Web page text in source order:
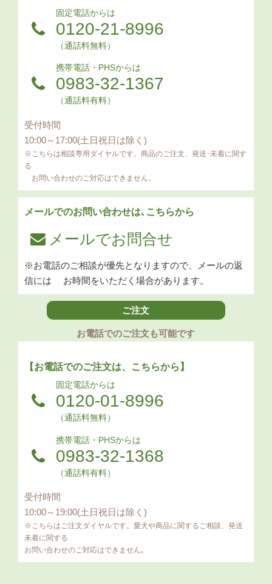
固定電話からは
0120-21-8996
（通話料無料）
携帯電話・PHSからは
0983-32-1367
（通話料有料）
受付時間
10:00～17:00(土日祝日は除く)
※こちらは相談専用ダイヤルです。商品のご注文、発送･未着に関す
る
お問い合わせのご対応はできません。
メールでのお問い合わせは､こちらから
メールでお問合せ
※お電話のご相談が優先となりますので、メールの返
信には お時間をいただく場合があります。
ご注文
お電話でのご注文も可能です
【お電話でのご注文は、こちらから】
固定電話からは
0120-01-8996
（通話料無料）
携帯電話・PHSからは
0983-32-1368
（通話料有料）
受付時間
10:00～19:00(土日祝日は除く)
※こちらはご注文ダイヤルです。愛犬や商品に関するご相談、発送
未着に関する
お問い合わせのご対応はできません｡